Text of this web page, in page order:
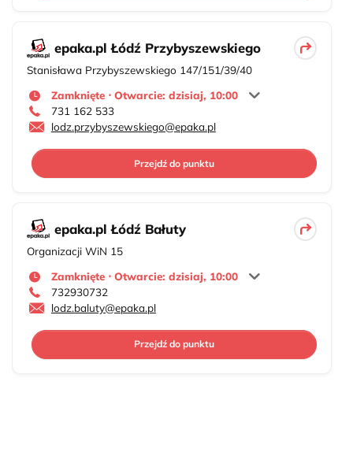
epaka.pl Łódź Przybyszewskiego
Stanisława Przybyszewskiego 147/151/39/40
Zamknięte ⋅ Otwarcie: dzisiaj, 10:00
731 162 533
lodz.przybyszewskiego@epaka.pl
Przejdź do punktu
epaka.pl Łódź Bałuty
Organizacji WiN 15
Zamknięte ⋅ Otwarcie: dzisiaj, 10:00
732930732
lodz.baluty@epaka.pl
Przejdź do punktu